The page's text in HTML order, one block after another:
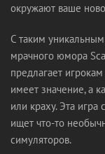
окружают ваше
С таким
мрачного юмора
предлагает
имеет значение, а
или краху. Эта игра
ищет что-то
симуляторов.